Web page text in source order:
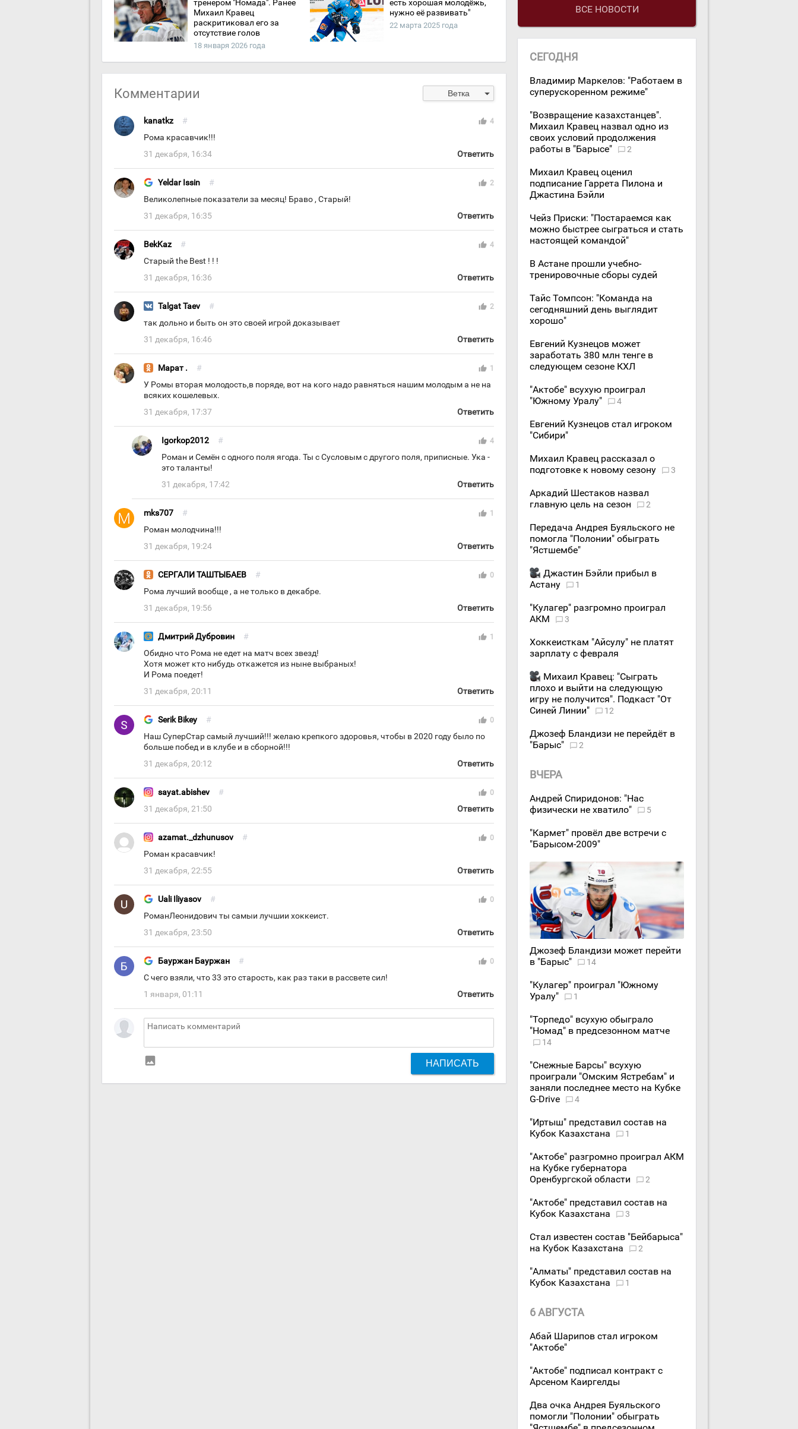
тренером "Номада". Ранее
Михаил Кравец
раскритиковал его за
отсутствие голов
18 января 2026 года
есть хорошая молодёжь,
нужно её развивать"
22 марта 2025 года
Комментарии Ветка arrow_drop_down
kanatkz # thumb_up 4
Рома красавчик!!!
31 декабря, 16:34
Ответить
Yeldar Issin # thumb_up 2
Великолепные показатели за месяц! Браво , Старый!
31 декабря, 16:35
Ответить
BekKaz # thumb_up 4
Старый the Best ! ! !
31 декабря, 16:36
Ответить
Talgat Taev # thumb_up 2
так дольно и быть он это своей игрой доказывает
31 декабря, 16:46
Ответить
Марат . # thumb_up 1
У Ромы вторая молодость,в поряде, вот на кого надо равняться нашим молодым а не на
всяких кошелевых.
31 декабря, 17:37
Ответить
Igorkop2012 # thumb_up 4
Роман и Семён с одного поля ягода. Ты с Сусловым с другого поля, приписные. Ука -
это таланты!
31 декабря, 17:42
Ответить
mks707 # thumb_up 1
Роман молодчина!!!
31 декабря, 19:24
Ответить
СЕРГАЛИ ТАШТЫБАЕВ # thumb_up 0
Рома лучший вообще , а не только в декабре.
31 декабря, 19:56
Ответить
Дмитрий Дубровин # thumb_up 1
Обидно что Рома не едет на матч всех звезд!
Хотя может кто нибудь откажется из ныне выбраных!
И Рома поедет!
31 декабря, 20:11
Ответить
Serik Bikey # thumb_up 0
Наш СуперСтар самый лучший!!! желаю крепкого здоровья, чтобы в 2020 году было по
больше побед и в клубе и в сборной!!!
31 декабря, 20:12
Ответить
sayat.abishev # thumb_up 0
31 декабря, 21:50 Ответить
azamat._dzhunusov # thumb_up 0
Роман красавчик!
31 декабря, 22:55
Ответить
Uali Iliyasov # thumb_up 0
РоманЛеонидович ты самыи лучшии хоккеист.
31 декабря, 23:50
Ответить
Бауржан Бауржан # thumb_up 0
С чего взяли, что 33 это старость, как раз таки в рассвете сил!
1 января, 01:11
Ответить
insert_photo НАПИСАТЬ
ВСЕ НОВОСТИ
СЕГОДНЯ
Владимир Маркелов: "Работаем в
суперускоренном режиме"
"Возвращение казахстанцев".
Михаил Кравец назвал одно из
своих условий продолжения
работы в "Барысе"
2
Михаил Кравец оценил
подписание Гаррета Пилона и
Джастина Бэйли
Чейз Приски: "Постараемся как
можно быстрее сыграться и стать
настоящей командой"
В Астане прошли учебно-
тренировочные сборы судей
Тайс Томпсон: "Команда на
сегодняшний день выглядит
хорошо"
Евгений Кузнецов может
заработать 380 млн тенге в
следующем сезоне КХЛ
"Актобе" всухую проиграл
"Южному Уралу"
4
Евгений Кузнецов стал игроком
"Сибири"
Михаил Кравец рассказал о
подготовке к новому сезону
3
Аркадий Шестаков назвал
главную цель на сезон
2
Передача Андрея Буяльского не
помогла "Полонии" обыграть
"Ястшембе"
Джастин Бэйли прибыл в
Астану
1
"Кулагер" разгромно проиграл
АКМ
3
Хоккеисткам "Айсулу" не платят
зарплату с февраля
Михаил Кравец: "Сыграть
плохо и выйти на следующую
игру не получится". Подкаст "От
Синей Линии"
12
Джозеф Бландизи не перейдёт в
"Барыс"
2
ВЧЕРА
Андрей Спиридонов: "Нас
физически не хватило"
5
"Кармет" провёл две встречи с
"Барысом-2009"
Джозеф Бландизи может перейти
в "Барыс"
14
"Кулагер" проиграл "Южному
Уралу"
1
"Торпедо" всухую обыграло
"Номад" в предсезонном матче
14
"Снежные Барсы" всухую
проиграли "Омским Ястребам" и
заняли последнее место на Кубке
G-Drive
4
"Иртыш" представил состав на
Кубок Казахстана
1
"Актобе" разгромно проиграл АКМ
на Кубке губернатора
Оренбургской области
2
"Актобе" представил состав на
Кубок Казахстана
3
Стал известен состав "Бейбарыса"
на Кубок Казахстана
2
"Алматы" представил состав на
Кубок Казахстана
1
6 АВГУСТА
Абай Шарипов стал игроком
"Актобе"
"Актобе" подписал контракт с
Арсеном Каиргелды
Два очка Андрея Буяльского
помогли "Полонии" обыграть